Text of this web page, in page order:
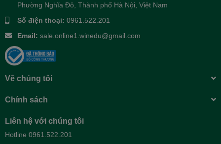
Phường Nghĩa Đô, Thành phố Hà Nội, Việt Nam
Số điện thoại: 0961.522.201
Email: sale.online1.winedu@gmail.com
Về chúng tôi
Chính sách
Liên hệ với chúng tôi
Hotline 0961.522.201